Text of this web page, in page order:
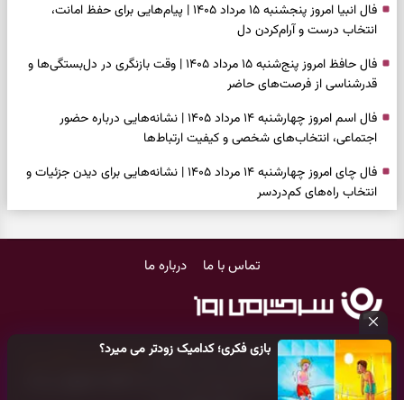
بازی فکری؛ کدامیک زودتر می میرد؟
فال انبیا امروز پنجشنبه ۱۵ مرداد ۱۴۰۵ | پیام‌هایی برای حفظ امانت،
انتخاب درست و آرام‌کردن دل
فال حافظ امروز پنج‌شنبه ۱۵ مرداد ۱۴۰۵ | وقت بازنگری در دل‌بستگی‌ها و
قدرشناسی از فرصت‌های حاضر
فال اسم امروز چهارشنبه ۱۴ مرداد ۱۴۰۵ | نشانه‌هایی درباره حضور
اجتماعی، انتخاب‌های شخصی و کیفیت ارتباط‌ها
فال چای امروز چهارشنبه ۱۴ مرداد ۱۴۰۵ | نشانه‌هایی برای دیدن جزئیات و
انتخاب راه‌های کم‌دردسر
انتخاب چیزی که ارزش ماندن دارد
فرصت دارید
تماس با ما درباره ما
کلیه حقوق مادی و معنوی این سایت متعلق بهپایگاه خبری سرگرمی روز
می‌باشد و هر گونه کپی‌برداری توسط دیگر سایت‌ها